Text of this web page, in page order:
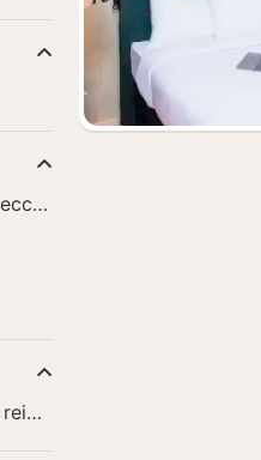
met trein, bus en boot